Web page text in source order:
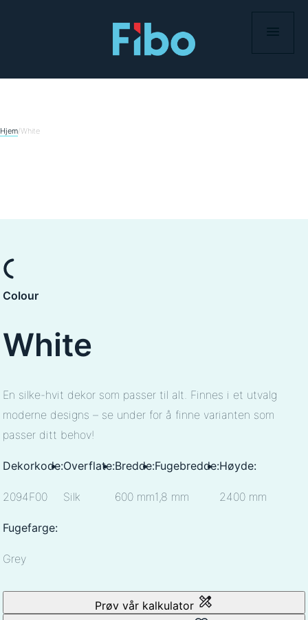
Hjem/White
Colour
White
En silke-hvit dekor som passer til alt. Finnes i et utvalg
moderne designs – se under for å finne varianten som
passer ditt behov!
Dekorkode:
2094F00
Overflate:
Silk
Bredde:
600 mm
Fugebredde:
1,8 mm
Høyde:
2400 mm
Fugefarge:
Grey
Prøv vår kalkulator